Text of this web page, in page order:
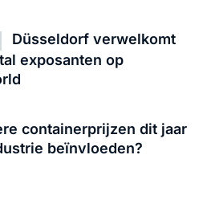
Düsseldorf verwelkomt
exposanten op
containerprijzen dit jaar
beïnvloeden?